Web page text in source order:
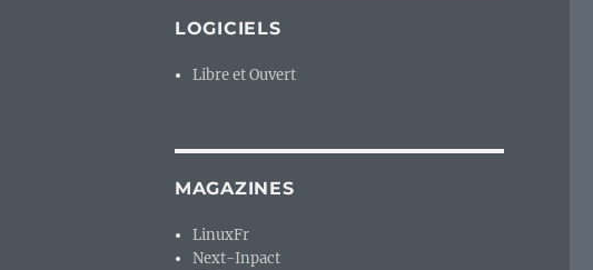
LOGICIELS
Libre et Ouvert
MAGAZINES
LinuxFr
Next-Inpact